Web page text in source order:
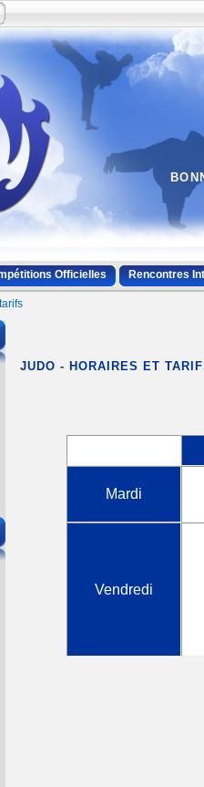
Officielles Rencontres
JUDO - HORAIRES ET
Mardi
Vendredi